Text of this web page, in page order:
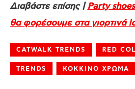
Διαβάστε επίσης |Party
θα φορέσουμε στα γιορτινά
CATWALK TRENDS RED
TRENDS ΚΟΚΚΙΝΟ ΧΡΩΜΑ